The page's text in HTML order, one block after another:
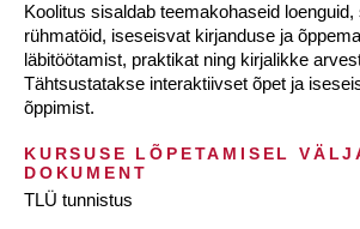
Koolitus sisaldab teemakohaseid loenguid,
rühmatöid, iseseisvat kirjanduse ja
läbitöötamist, praktikat ning kirjalikke
Tähtsustatakse interaktiivset õpet ja
õppimist.
KURSUSE LÕPETAMISEL
DOKUMENT
TLÜ tunnistus